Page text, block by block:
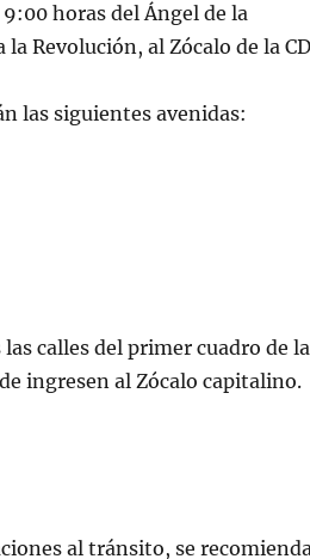
horas del Ángel de la
Revolución, al Zócalo de la
las siguientes avenidas:
calles del primer cuadro de
ingresen al Zócalo capitalino.
al tránsito, se